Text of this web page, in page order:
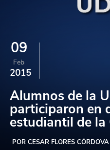
09
Feb
2015
Alumnos de la
participaron en
estudiantil de la
POR CESAR FLORES CÓRDOVA